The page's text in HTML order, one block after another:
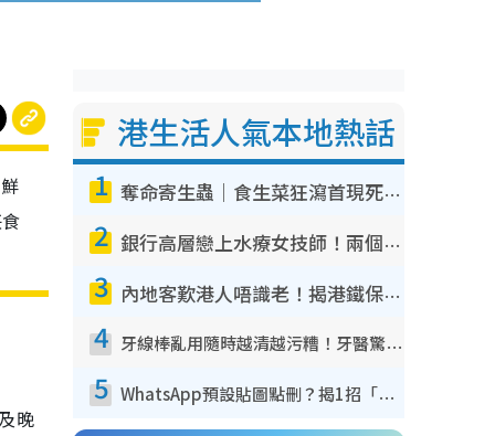
晚
港生活人氣本地熱話
1 奪命寄生蟲｜食生菜狂瀉首現死者！疫潮惡化錄1.8萬宗病例 揭洗菜3大謬誤
2 銀行高層戀上水療女技師！兩個月借128萬驚覺「沉船」沉落火海 揭背後疑似邪教操控賣淫
3 內地客歎港人唔識老！揭港鐵保鮮級冷氣 港人求放過：咪投訴
4 牙線棒亂用隨時越清越污糟！牙醫驚揭盲目過戶細菌恐致蛀牙：呢種先係日常真保養
5 WhatsApp預設貼圖點刪？揭1招「反向操作」還原簡潔介面 附3步實測教學